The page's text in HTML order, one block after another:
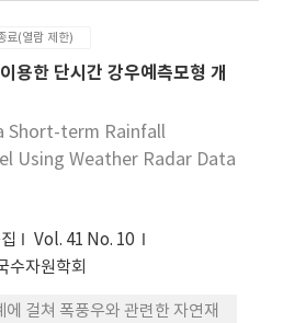
권이 1순위, 환경 생태적 영향
향권 및 사회적 영향권이 각각
며, 항목의 평가결과는 댐설계
의 기본 및 계획홍수량이
료(열람 제한)
용한 단시간 강우예측모형 개
Short-term Rainfall
Using Weather Radar Data
Vol. 41 No. 10
수자원학회
에 걸쳐 폭풍우와 관련한 자연재